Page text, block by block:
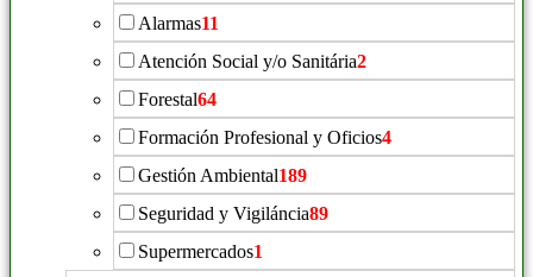
Alarmas11
Atención Social y/o Sanitária2
Forestal64
Formación Profesional y Oficios4
Gestión Ambiental189
Seguridad y Vigiláncia89
Supermercados1